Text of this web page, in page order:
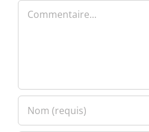
Commentaire